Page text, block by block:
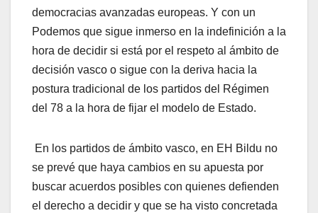
democracias avanzadas europeas. Y con un
Podemos que sigue inmerso en la indefinición a la
hora de decidir si está por el respeto al ámbito de
decisión vasco o sigue con la deriva hacia la
postura tradicional de los partidos del Régimen
del 78 a la hora de fijar el modelo de Estado.
En los partidos de ámbito vasco, en EH Bildu no
se prevé que haya cambios en su apuesta por
buscar acuerdos posibles con quienes defienden
el derecho a decidir y que se ha visto concretada